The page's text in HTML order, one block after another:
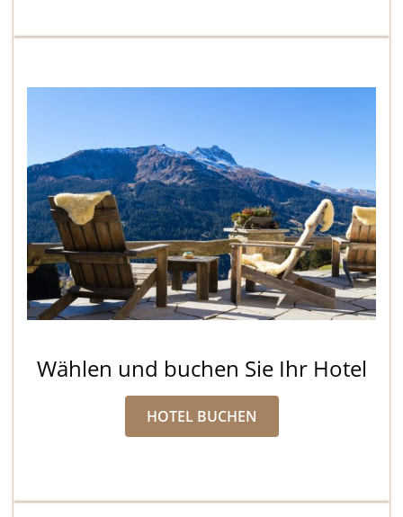
Wählen und buchen Sie Ihr Hotel
HOTEL BUCHEN